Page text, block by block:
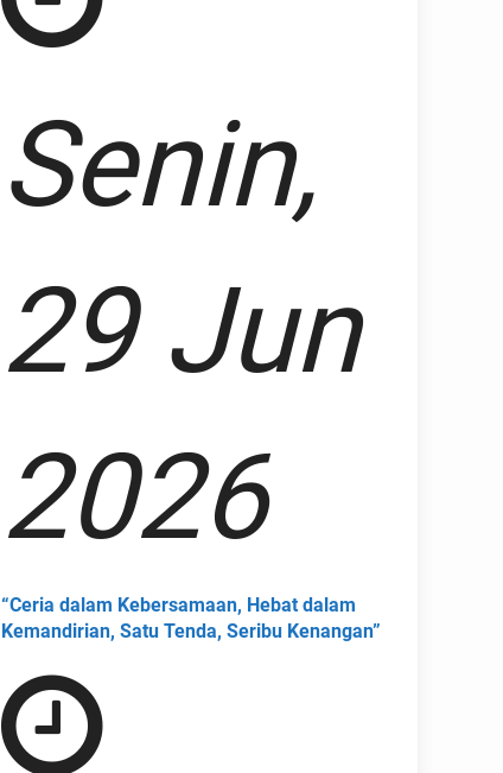
Senin,
29 Jun
2026
“Ceria dalam Kebersamaan, Hebat dalam
Kemandirian, Satu Tenda, Seribu Kenangan”